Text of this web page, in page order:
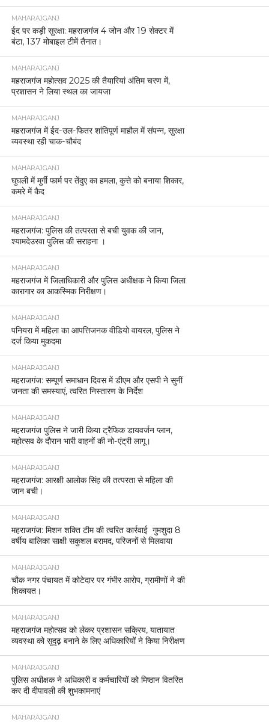
MAHARAJGANJ
ईद पर कड़ी सुरक्षा: महराजगंज 4 जोन और 19 सेक्टर में
बंटा, 137 मोबाइल टीमें तैनात।
MAHARAJGANJ
महराजगंज महोत्सव 2025 की तैयारियां अंतिम चरण में,
प्रशासन ने लिया स्थल का जायजा
MAHARAJGANJ
महराजगंज में ईद-उल-फितर शांतिपूर्ण माहौल में संपन्न, सुरक्षा
व्यवस्था रही चाक-चौबंद
MAHARAJGANJ
घुघली में मुर्गी फार्म पर तेंदुए का हमला, कुत्ते को बनाया शिकार,
कमरे में कैद
MAHARAJGANJ
महराजगंज: पुलिस की तत्परता से बची युवक की जान,
श्यामदेउरवा पुलिस की सराहना ।
MAHARAJGANJ
महराजगंज में जिलाधिकारी और पुलिस अधीक्षक ने किया जिला
कारागार का आकस्मिक निरीक्षण।
MAHARAJGANJ
पनियरा में महिला का आपत्तिजनक वीडियो वायरल, पुलिस ने
दर्ज किया मुकदमा
MAHARAJGANJ
महराजगंज: सम्पूर्ण समाधान दिवस में डीएम और एसपी ने सुनीं
जनता की समस्याएं, त्वरित निस्तारण के निर्देश
MAHARAJGANJ
महराजगंज पुलिस ने जारी किया ट्रैफिक डायवर्जन प्लान,
महोत्सव के दौरान भारी वाहनों की नो-एंट्री लागू।
MAHARAJGANJ
महराजगंज: आरक्षी आलोक सिंह की तत्परता से महिला की
जान बची।
MAHARAJGANJ
महराजगंज: मिशन शक्ति टीम की त्वरित कार्रवाई गुमशुदा 8
वर्षीय बालिका साक्षी सकुशल बरामद, परिजनों से मिलवाया
MAHARAJGANJ
चौक नगर पंचायत में कोटेदार पर गंभीर आरोप, ग्रामीणों ने की
शिकायत।
MAHARAJGANJ
महराजगंज महोत्सव को लेकर प्रशासन सक्रिय, यातायात
व्यवस्था को सुदृढ़ बनाने के लिए अधिकारियों ने किया निरीक्षण
MAHARAJGANJ
पुलिस अधीक्षक ने अधिकारी व कर्मचारियों को मिष्ठान वितरित
कर दी दीपावली की शुभकामनाएं
MAHARAJGANJ